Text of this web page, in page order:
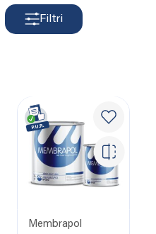
Filtri
Membrapol